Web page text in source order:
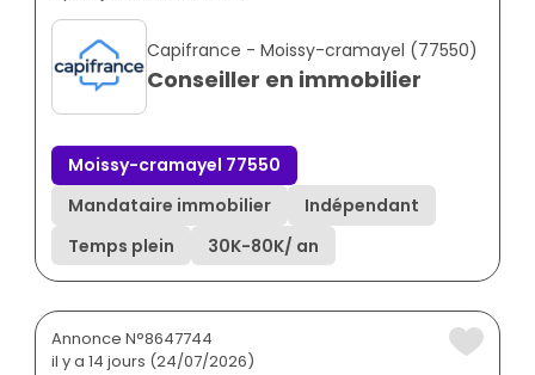
Capifrance - Moissy-cramayel (77550)
Conseiller en immobilier
Moissy-cramayel 77550
Mandataire immobilier
Indépendant
Temps plein
30K-80K/ an
Annonce N°8647744
il y a 14 jours (24/07/2026)